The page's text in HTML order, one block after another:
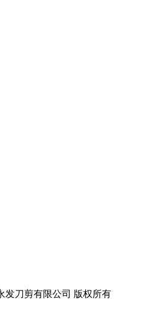
发刀剪有限公司 版权所有